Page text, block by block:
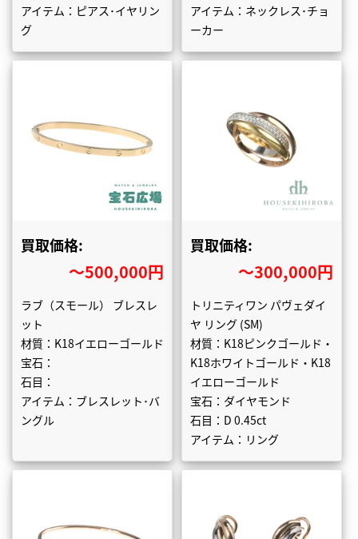
アイテム：ピアス･イヤリン
グ
アイテム：ネックレス･チョ
ーカー
買取価格:
〜500,000円
ラブ（スモール） ブレスレ
ット
材質：K18イエローゴールド
宝石：
石目：
アイテム：ブレスレット･バ
ングル
買取価格:
〜300,000円
トリニティワン パヴェダイ
ヤ リング (SM)
材質：K18ピンクゴールド・
K18ホワイトゴールド・K18
イエローゴールド
宝石：ダイヤモンド
石目：D 0.45ct
アイテム：リング